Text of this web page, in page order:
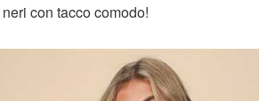
neri con tacco comodo!